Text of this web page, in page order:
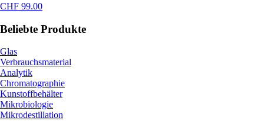
CHF 99.00
Beliebte Produkte
Glas
Verbrauchsmaterial
Analytik
Chromatographie
Kunstoffbehälter
Mikrobiologie
Mikrodestillation